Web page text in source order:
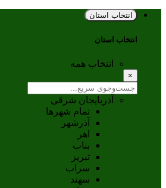
انتخاب استان
انتخاب استان
انتخاب همه
×
آذربایجان شرقی
تمام شهر‌ها
آذرشهر
اهر
بناب
تبريز
سراب
سهند